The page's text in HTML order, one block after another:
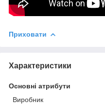
Приховати
Характеристики
Основні атрибути
Виробник